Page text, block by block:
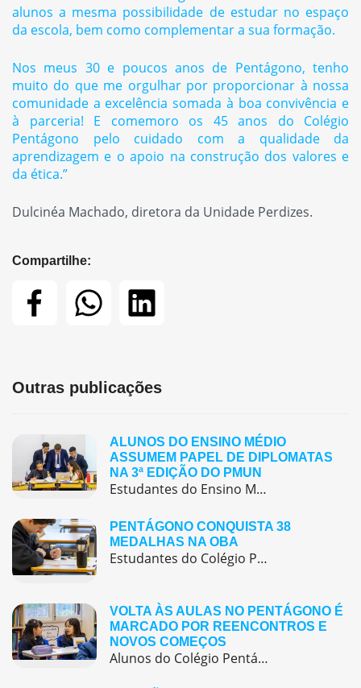
alunos a mesma possibilidade de estudar no espaço
da escola, bem como complementar a sua formação.
Nos meus 30 e poucos anos de Pentágono, tenho
muito do que me orgulhar por proporcionar à nossa
comunidade a excelência somada à boa convivência e
à parceria! E comemoro os 45 anos do Colégio
Pentágono pelo cuidado com a qualidade da
aprendizagem e o apoio na construção dos valores e
da ética.”
Dulcinéa Machado, diretora da Unidade Perdizes.
Compartilhe:
Outras publicações
ALUNOS DO ENSINO MÉDIO
ASSUMEM PAPEL DE DIPLOMATAS
NA 3ª EDIÇÃO DO PMUN
Estudantes do Ensino Médio do Colégio Pentágono protagonizaram uma simulação da ONU, defendendo posições de países em comitês temáticos e vivenciando, na prática, negociações diplomáticas multilíngues.
PENTÁGONO CONQUISTA 38
MEDALHAS NA OBA
Estudantes do Colégio Pentágono conquistam excelente resultado na Olimpíada Brasileira de Astronomia e Astronáutica (OBA) 2025, somando 38 medalhas.
VOLTA ÀS AULAS NO PENTÁGONO É
MARCADO POR REENCONTROS E
NOVOS COMEÇOS
Alunos do Colégio Pentágono retornaram às aulas trazendo o entusiasmo dos reencontros e o desejo de seguir aprendendo com significado.